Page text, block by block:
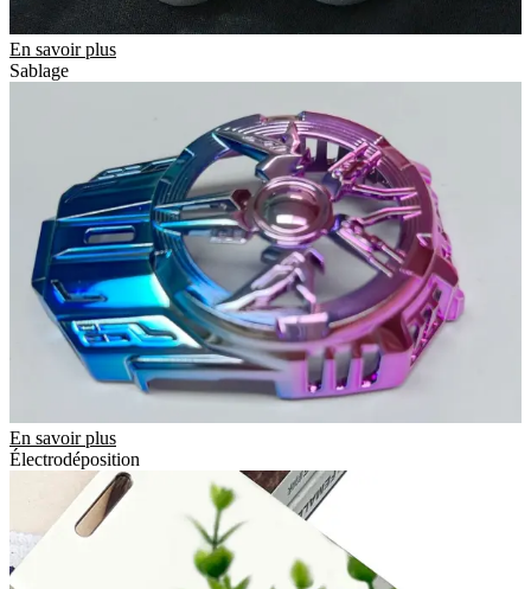
En savoir plus
Sablage
En savoir plus
Électrodéposition